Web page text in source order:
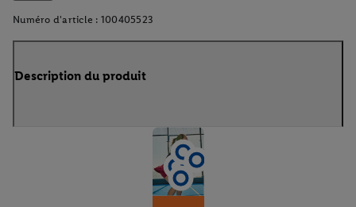
Numéro d'article : 100405523
Description du produit